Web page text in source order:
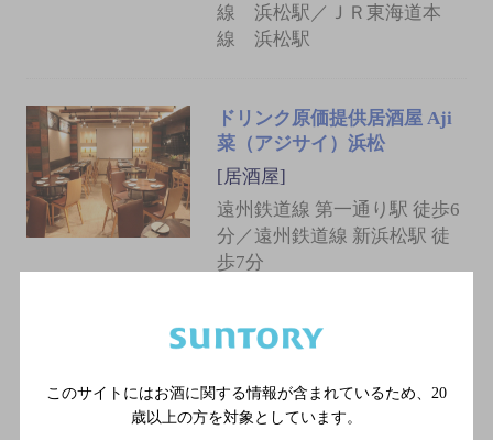
線 浜松駅／ＪＲ東海道本
線 浜松駅
ドリンク原価提供居酒屋 Aji
菜（アジサイ）浜松
[居酒屋]
遠州鉄道線 第一通り駅 徒歩6
分／遠州鉄道線 新浜松駅 徒
歩7分
食堂てらだ
遠州鉄道 第一通り駅／遠州
このサイトにはお酒に関する情報が含まれているため、 20
歳以上の方を対象としています。